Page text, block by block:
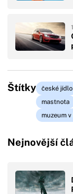
Štítky české jídlo
mastnota
muzeum
Nejnovější